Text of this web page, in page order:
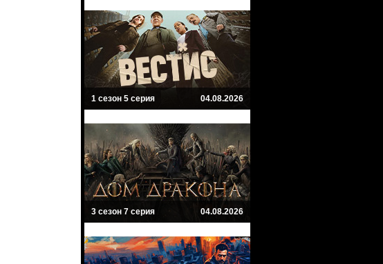
1 сезон 5 серия 04.08.2026
3 сезон 7 серия 04.08.2026